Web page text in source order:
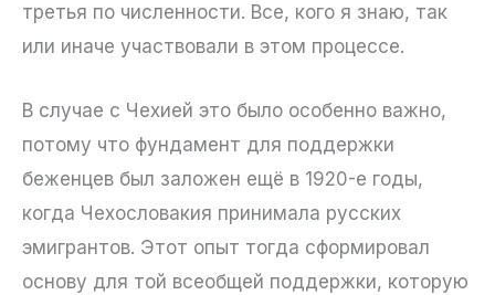
третья по численности. Все, кого я знаю, так
или иначе участвовали в этом процессе.
В случае с Чехией это было особенно важно,
потому что фундамент для поддержки
беженцев был заложен ещё в 1920-е годы,
когда Чехословакия принимала русских
эмигрантов. Этот опыт тогда сформировал
основу для той всеобщей поддержки, которую